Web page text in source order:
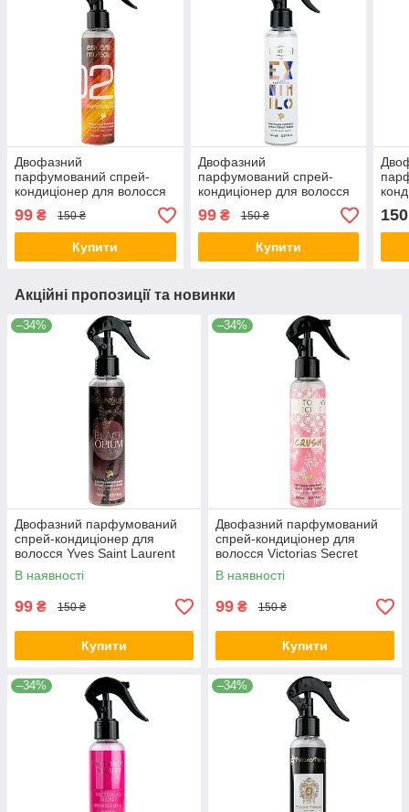
Двофазний
парфумований спрей-
кондиціонер для волосся
Ecentric Molecule Molecule
02 Brand Collection 150 мл
99 ₴ 150 ₴
Купити
Двофазний
парфумований спрей-
кондиціонер для волосся
EX NIHILO Fleur
Narcotique Brand
Collection 150 мл
99₴ 150 ₴
Купити
150
Акційні пропозиції та новинки
–34%
Двофазний парфумований
спрей-кондиціонер для
волосся Yves Saint Laurent
Black Opium Brand Collection
150 мл
В наявності
99 ₴ 150 ₴
Купити
–34%
Двофазний парфумований
спрей-кондиціонер для
волосся Victorias Secret
Crush Brand Collection 150 мл
В наявності
99 ₴ 150 ₴
Купити
–34% –34%